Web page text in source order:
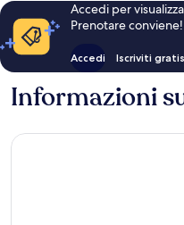
Accedi per
Prenotare conviene!
Accedi Iscriviti gratis
Informazioni